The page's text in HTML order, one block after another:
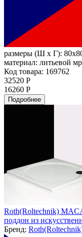
размеры (Ш х Г):
материал: литьевой
Код товара: 169762
32520 Р
16260 Р
Подробнее
Roth(Roltechnik)
поддон из
Бренд: